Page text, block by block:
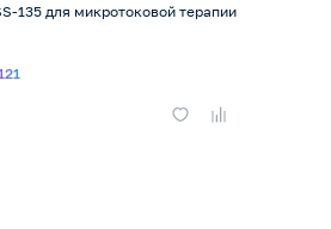
135 для микротоковой терапии